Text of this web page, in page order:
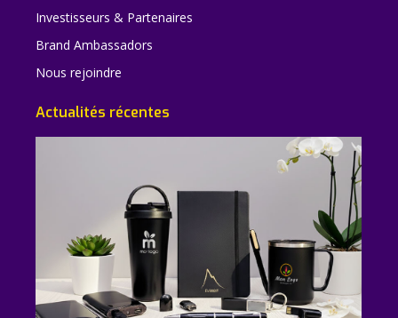
Investisseurs & Partenaires
Brand Ambassadors
Nous rejoindre
Actualités récentes